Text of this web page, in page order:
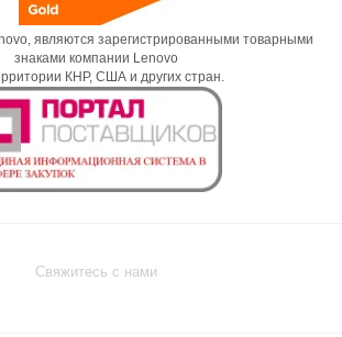
являются зарегистрированными товарными
знаками компании Lenovo
КНР, США и других стран.
Свяжитесь с нами